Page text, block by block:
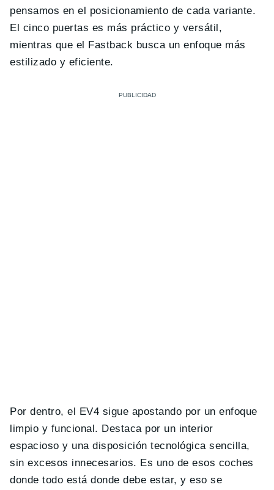
pensamos en el posicionamiento de cada variante.
El cinco puertas es más práctico y versátil,
mientras que el Fastback busca un enfoque más
estilizado y eficiente.
Por dentro, el EV4 sigue apostando por un enfoque
limpio y funcional. Destaca por un interior
espacioso y una disposición tecnológica sencilla,
sin excesos innecesarios. Es uno de esos coches
donde todo está donde debe estar, y eso se